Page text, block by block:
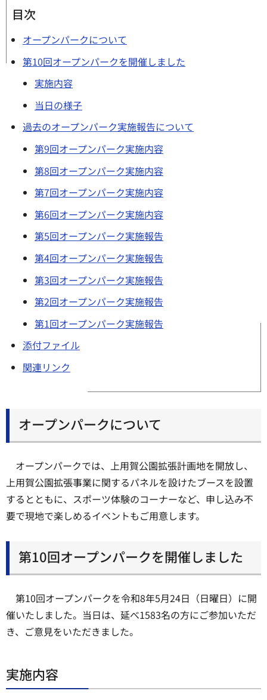
目次
オープンパークについて
第10回オープンパークを開催しました
実施内容
当日の様子
過去のオープンパーク実施報告について
第9回オープンパーク実施内容
第8回オープンパーク実施内容
第7回オープンパーク実施内容
第6回オープンパーク実施内容
第5回オープンパーク実施報告
第4回オープンパーク実施報告
第3回オープンパーク実施報告
第2回オープンパーク実施報告
第1回オープンパーク実施報告
添付ファイル
関連リンク
オープンパークについて
オープンパークでは、上用賀公園拡張計画地を開放し、
上用賀公園拡張事業に関するパネルを設けたブースを設置
するとともに、スポーツ体験のコーナーなど、申し込み不
要で現地で楽しめるイベントもご用意します。
第10回オープンパークを開催しました
第10回オープンパークを令和8年5月24日（日曜日）に開
催いたしました。当日は、延べ1583名の方にご参加いただ
き、ご意見をいただきました。
実施内容